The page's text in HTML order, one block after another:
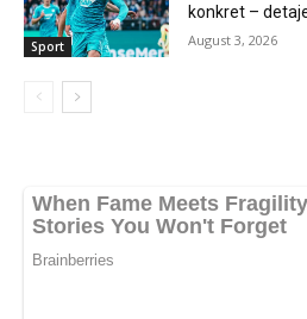
Sport
konkret –
August 3, 2026